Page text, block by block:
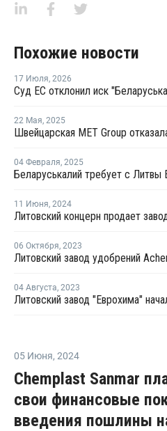
Похожие новости
17 Июля, 2026
22 Мая, 2025
04 Февраля, 2025
11 Июня, 2024
06 Октября, 2023
04 Августа, 2023
Литовский завод "Еврохима"
05 Июня, 2024
Chemplast Sanmar
свои финансовые
введения пошлины